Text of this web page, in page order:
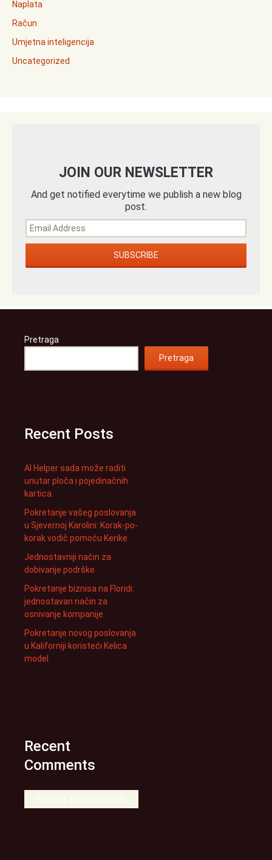
Naplata
Račun
Umjetna inteligencija
Uncategorized
JOIN OUR NEWSLETTER
And get notified everytime we publish a new blog
post.
Pretraga
Pretraga
Recent Posts
AI Helper sada može raditi
unutar ploča i pojedinačnih
kartica.
Pokretanje vašeg poslovanja
u Sjevernoj Karolini: Korak-po-
korak vodič pomoću Kerike
Jednostavniji način za
dobivanje podrške
Pokretanje biznisa na Floridi:
jednostavan način za
osnivanje kompanije
Pokretanje novog poslovanja
u Kaliforniji koristeći Kelica
model
Recent
Comments
Nema komentara.